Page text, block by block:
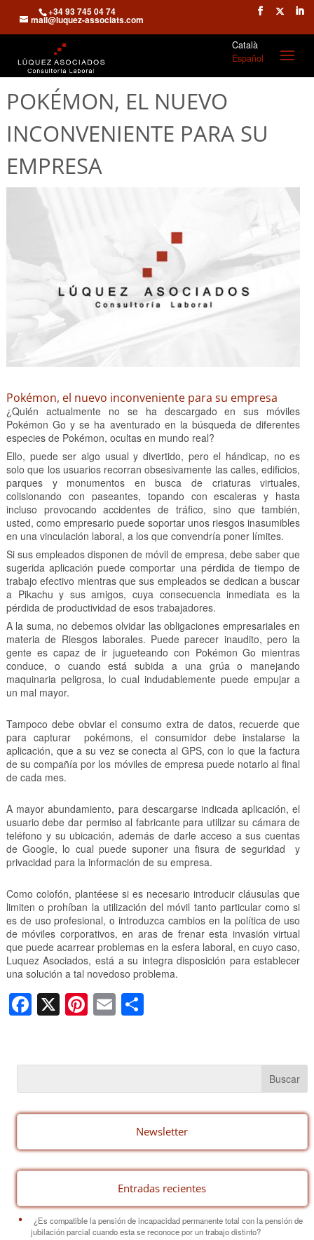
+34 93 745 04 74
mail@luquez-associats.com
Català
Español
POKÉMON, EL NUEVO
INCONVENIENTE PARA SU
EMPRESA
Pokémon, el nuevo inconveniente para su empresa
¿Quién actualmente no se ha descargado en sus móviles
Pokémon Go y se ha aventurado en la búsqueda de diferentes
especies de Pokémon, ocultas en mundo real?
Ello, puede ser algo usual y divertido, pero el hándicap, no es
solo que los usuarios recorran obsesivamente las calles, edificios,
parques y monumentos en busca de criaturas virtuales,
colisionando con paseantes, topando con escaleras y hasta
incluso provocando accidentes de tráfico, sino que también,
usted, como empresario puede soportar unos riesgos inasumibles
en una vinculación laboral, a los que convendría poner límites.
Si sus empleados disponen de móvil de empresa, debe saber que
sugerida aplicación puede comportar una pérdida de tiempo de
trabajo efectivo mientras que sus empleados se dedican a buscar
a Pikachu y sus amigos, cuya consecuencia inmediata es la
pérdida de productividad de esos trabajadores.
A la suma, no debemos olvidar las obligaciones empresariales en
materia de Riesgos laborales. Puede parecer inaudito, pero la
gente es capaz de ir jugueteando con Pokémon Go mientras
conduce, o cuando está subida a una grúa o manejando
maquinaria peligrosa, lo cual indudablemente puede empujar a
un mal mayor.
Tampoco debe obviar el consumo extra de datos, recuerde que
para capturar pokémons, el consumidor debe instalarse la
aplicación, que a su vez se conecta al GPS, con lo que la factura
de su compañía por los móviles de empresa puede notarlo al final
de cada mes.
A mayor abundamiento, para descargarse indicada aplicación, el
usuario debe dar permiso al fabricante para utilizar su cámara de
teléfono y su ubicación, además de darle acceso a sus cuentas
de Google, lo cual puede suponer una fisura de seguridad y
privacidad para la información de su empresa.
Como colofón, plantéese si es necesario introducir cláusulas que
limiten o prohíban la utilización del móvil tanto particular como si
es de uso profesional, o introduzca cambios en la política de uso
de móviles corporativos, en aras de frenar esta invasión virtual
que puede acarrear problemas en la esfera laboral, en cuyo caso,
Luquez Asociados, está a su integra disposición para establecer
una solución a tal novedoso problema.
F
a
e
b
o
k
X Pi
nt
e
st
E
m
C
p
ar
tir
Newsletter
Entradas recientes
¿Es compatible la pensión de incapacidad permanente total con la pensión de
jubilación parcial cuando esta se reconoce por un trabajo distinto?